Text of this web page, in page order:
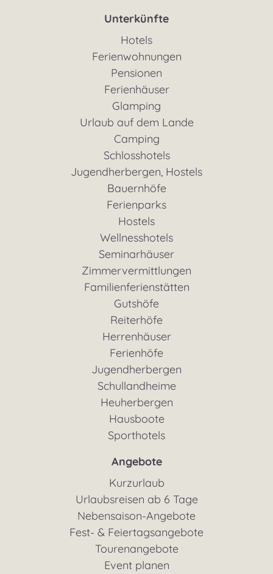
Unterkünfte
Hotels
Ferienwohnungen
Pensionen
Ferienhäuser
Glamping
Urlaub auf dem Lande
Camping
Schlosshotels
Jugendherbergen, Hostels
Bauernhöfe
Ferienparks
Hostels
Wellnesshotels
Seminarhäuser
Zimmervermittlungen
Familienferienstätten
Gutshöfe
Reiterhöfe
Herrenhäuser
Ferienhöfe
Jugendherbergen
Schullandheime
Heuherbergen
Hausboote
Sporthotels
Angebote
Kurzurlaub
Urlaubsreisen ab 6 Tage
Nebensaison-Angebote
Fest- & Feiertagsangebote
Tourenangebote
Event planen